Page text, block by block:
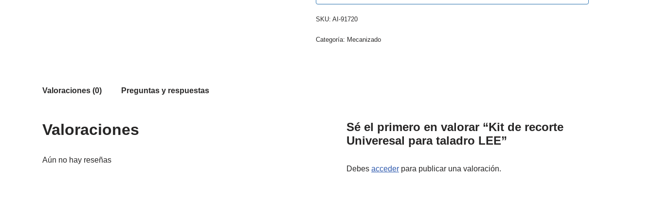
SKU: AI-91720
Categoría: Mecanizado
Valoraciones (0) Preguntas y respuestas
Valoraciones
Aún no hay reseñas
Sé el primero en valorar “Kit de recorte
Univeresal para taladro LEE”
Debes acceder para publicar una valoración.